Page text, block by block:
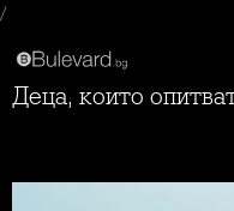
/
Деца, които